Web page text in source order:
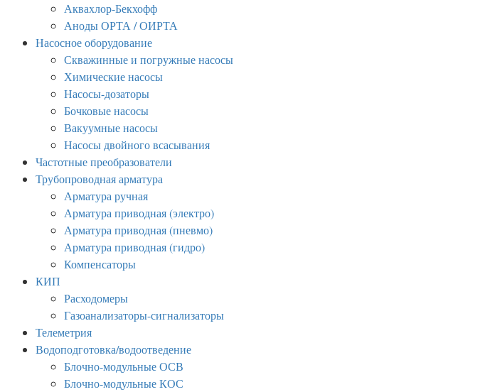
Аквахлор-Бекхофф
Аноды ОРТА / ОИРТА
Насосное оборудование
Скважинные и погружные насосы
Химические насосы
Насосы-дозаторы
Бочковые насосы
Вакуумные насосы
Насосы двойного всасывания
Частотные преобразователи
Трубопроводная арматура
Арматура ручная
Арматура приводная (электро)
Арматура приводная (пневмо)
Арматура приводная (гидро)
Компенсаторы
КИП
Расходомеры
Газоанализаторы-сигнализаторы
Телеметрия
Водоподготовка/водоотведение
Блочно-модульные ОСВ
Блочно-модульные КОС